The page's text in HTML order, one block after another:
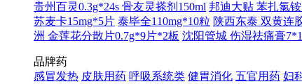
贵州百灵0.3g*24s 骨友灵搽剂150ml 邦迪大贴 苯扎氯
苏麦卡15mg*5片 泰毕全110mg*10粒 陕西东泰 双黄连
洲 金莲花分散片0.7g*9片*2板 沈阳管城 伤湿祛痛膏
品牌药
感冒发热 皮肤用药 呼吸系统类 健胃消化 五官用药 妇